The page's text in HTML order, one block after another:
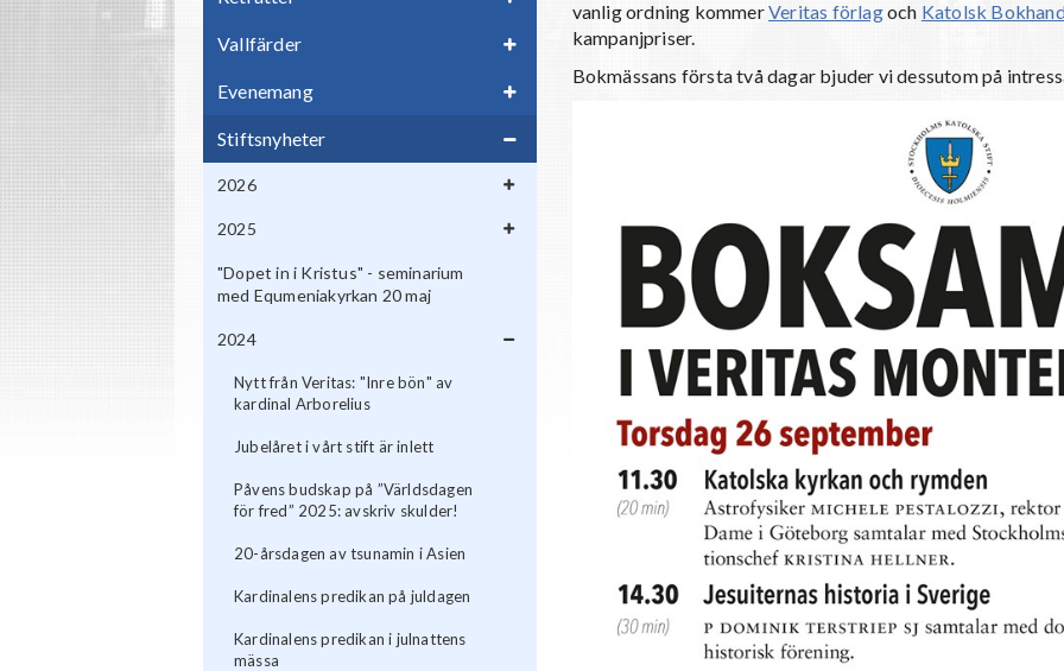
Vallfärder
Evenemang
Stiftsnyheter
2026
2025
"Dopet in i Kristus" - seminarium
med Equmeniakyrkan 20 maj
2024
Nytt från Veritas: "Inre bön" av
kardinal Arborelius
Jubelåret i vårt stift är inlett
Påvens budskap på ”Världsdagen
för fred” 2025: avskriv skulder!
20-årsdagen av tsunamin i Asien
Kardinalens predikan på juldagen
Kardinalens predikan i julnattens
mässa
vanlig ordning kommerVeritas förlagoch Katolsk
kampanjpriser.
Bokmässans första två dagar bjuder vi dessutom på